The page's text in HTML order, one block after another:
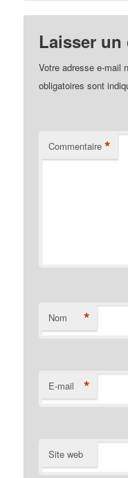
Laisser un
Votre adresse e-mail
obligatoires sont
Commentaire *
Nom *
E-mail *
Site web